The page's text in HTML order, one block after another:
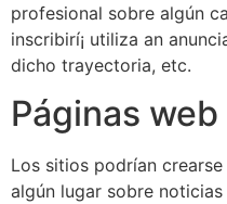
profesional sobre algún
inscribirí¡ utiliza an
dicho trayectoria, etc.
Páginas web
Los sitios podrían
algún lugar sobre